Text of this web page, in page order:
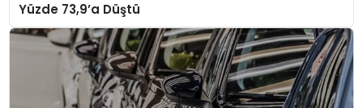
Yüzde 73,9’a Düştü